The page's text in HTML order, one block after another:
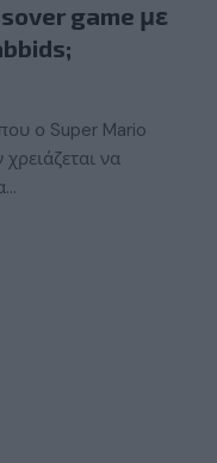
game με
ο Super Mario
να